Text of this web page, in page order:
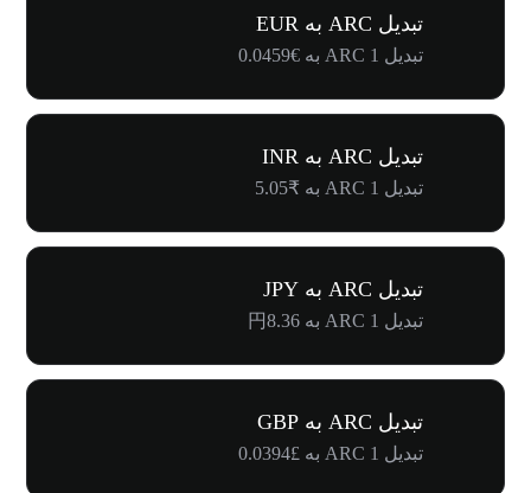
تبدیل ARC به EUR
تبدیل 1 ARC به €0.0459
تبدیل ARC به INR
تبدیل 1 ARC به ₹5.05
تبدیل ARC به JPY
تبدیل 1 ARC به 円8.36
تبدیل ARC به GBP
تبدیل 1 ARC به £0.0394